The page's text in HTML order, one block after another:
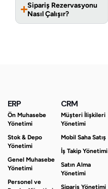
Sipariş Rezervasyonu
Nasıl Çalışır?
ERP
Ön Muhasebe
Yönetimi
Stok & Depo
Yönetimi
Genel Muhasebe
Yönetimi
Personel ve
CRM
Müşteri İlişkileri
Yönetimi
Mobil Saha Satış
İş Takip Yönetimi
Satın Alma
Yönetimi
Sipariş Yönetimi